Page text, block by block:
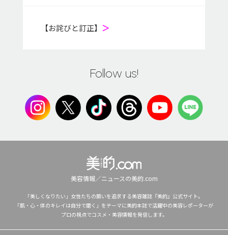
【お詫びと訂正】 ＞
Follow us!
美容情報／ニュースの美的.com
「美しくなりたい」女性たちの願いを追求する美容雑誌『美的』公式サイト。
「肌・心・体のキレイは自分で磨く」をテーマに美的本誌で活躍中の美容レポーターが
プロの視点でコスメ・美容情報を発信します。